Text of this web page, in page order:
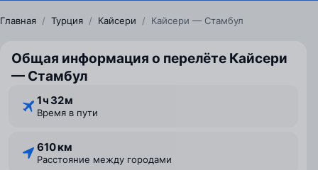
Главная / Турция / Кайсери / Кайсери — Стамбул
Общая информация о перелёте Кайсери
— Стамбул
1 ⁠ч 32 ⁠м
Время в пути
610 км
Расстояние между городами